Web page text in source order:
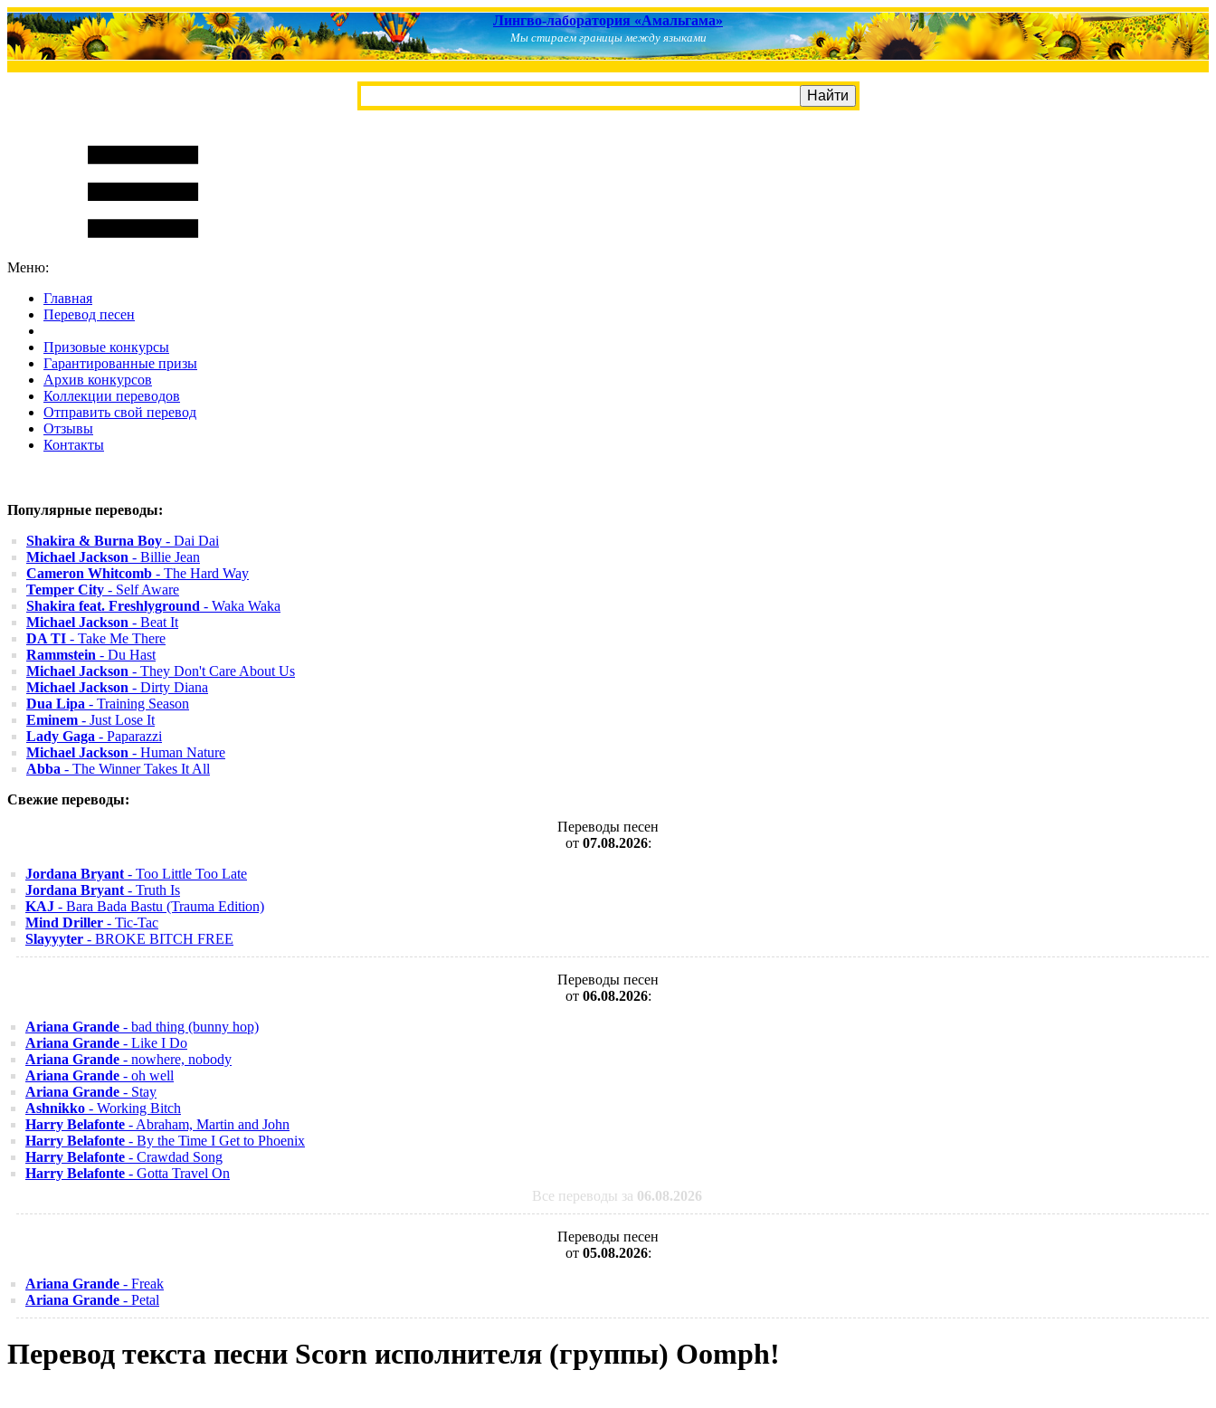
Лингво-лаборатория «Амальгама»
Мы стираем границы между языками
Меню:
Главная
Перевод песен
Призовые конкурсы
Гарантированные призы
Архив конкурсов
Коллекции переводов
Отправить свой перевод
Отзывы
Контакты
Популярные переводы:
Shakira & Burna Boy - Dai Dai
Michael Jackson - Billie Jean
Cameron Whitcomb - The Hard Way
Temper City - Self Aware
Shakira feat. Freshlyground - Waka Waka
Michael Jackson - Beat It
DA TI - Take Me There
Rammstein - Du Hast
Michael Jackson - They Don't Care About Us
Michael Jackson - Dirty Diana
Dua Lipa - Training Season
Eminem - Just Lose It
Lady Gaga - Paparazzi
Michael Jackson - Human Nature
Abba - The Winner Takes It All
Свежие переводы:
Переводы песен
от 07.08.2026:
Jordana Bryant - Too Little Too Late
Jordana Bryant - Truth Is
KAJ - Bara Bada Bastu (Trauma Edition)
Mind Driller - Tic-Tac
Slayyyter - BROKE BITCH FREE
Переводы песен
от 06.08.2026:
Ariana Grande - bad thing (bunny hop)
Ariana Grande - Like I Do
Ariana Grande - nowhere, nobody
Ariana Grande - oh well
Ariana Grande - Stay
Ashnikko - Working Bitch
Harry Belafonte - Abraham, Martin and John
Harry Belafonte - By the Time I Get to Phoenix
Harry Belafonte - Crawdad Song
Harry Belafonte - Gotta Travel On
Все переводы за 06.08.2026
Переводы песен
от 05.08.2026:
Ariana Grande - Freak
Ariana Grande - Petal
Перевод текста песни Scorn исполнителя (группы) Oomph!